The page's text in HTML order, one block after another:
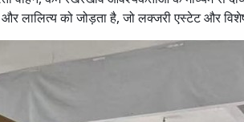
और लालित्य को जोड़ता है, जो लक्जरी एस्टेट और